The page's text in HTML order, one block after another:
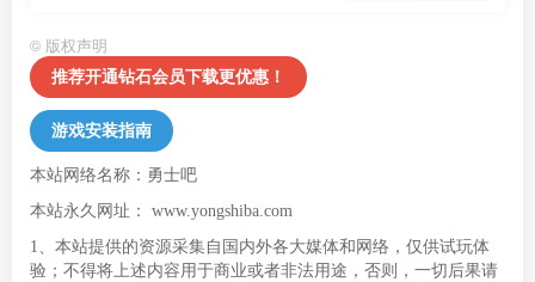
© 版权声明
推荐开通钻石会员下载更优惠！
游戏安装指南
本站网络名称：勇士吧
本站永久网址： www.yongshiba.com
1、本站提供的资源采集自国内外各大媒体和网络，仅供试玩体
验；不得将上述内容用于商业或者非法用途，否则，一切后果请